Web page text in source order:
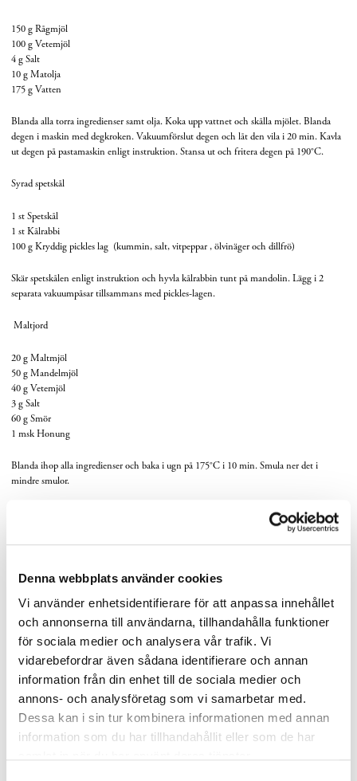
Denna webbplats använder cookies
Vi använder enhetsidentifierare för att anpassa innehållet
och annonserna till användarna, tillhandahålla funktioner
för sociala medier och analysera vår trafik. Vi
vidarebefordrar även sådana identifierare och annan
information från din enhet till de sociala medier och
annons- och analysföretag som vi samarbetar med.
Dessa kan i sin tur kombinera informationen med annan
information som du har tillhandahållit eller som de har
150 g Rågmjöl
100 g Vetemjöl
4 gSalt
10 gMatolja
175 g Vatten
Blanda alla torra ingredienser samt olja. Koka upp vattnet och skålla mjölet. Blanda
degen i maskin med degkroken. Vakuumförslut degen och låt den vila i 20 min. Kavla
ut degen på pastamaskin enligt instruktion. Stansa ut och fritera degen på 190°C.
Syrad spetskål
1 st Spetskål
1 stKålrabbi
100 g Kryddig pickles lag (kummin, salt, vitpeppar , ölvinäger och dillfrö)
Skär spetskålen enligt instruktion och hyvla kålrabbin tunt på mandolin. Lägg i 2
separata vakuumpåsar tillsammans med pickles-lagen.
Maltjord
20 g Maltmjöl
50 g Mandelmjöl
40 g Vetemjöl
3 gSalt
60 gSmör
1 mskHonung
Blanda ihop alla ingredienser och baka i ugn på 175°C i 10 min. Smula ner det i
mindre smulor.
50 gSenapsfrön
Låt dra till servering.
Pepparrotsmajonnäs
2 mskDijonsenap
2 st Äggulor
250 gRapsolja
Champagnevinäger